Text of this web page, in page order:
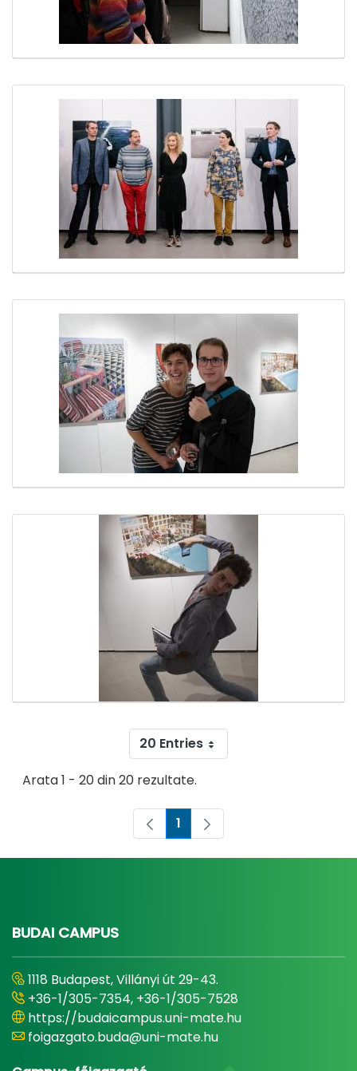
20 Entries
Arata 1 - 20 din 20 rezultate.
Pagina
1
BUDAI CAMPUS
1118 Budapest, Villányi út 29-43.
+36-1/305-7354, +36-1/305-7528
https://budaicampus.uni-mate.hu
foigazgato.buda@uni-mate.hu